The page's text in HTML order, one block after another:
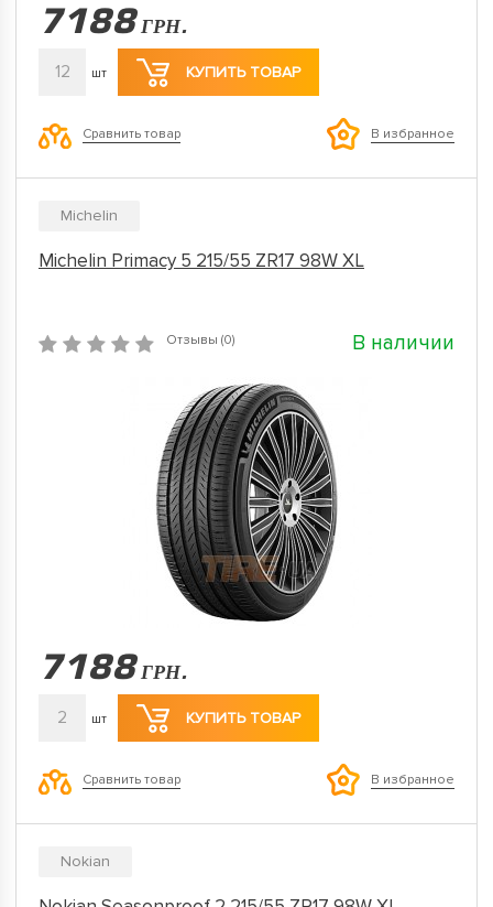
7188 ГРН.
12 шт КУПИТЬ ТОВАР
Сравнить товар В избранное
Michelin
Michelin Primacy 5 215/55 ZR17 98W XL
Отзывы (0) В наличии
7188 ГРН.
2 шт КУПИТЬ ТОВАР
Сравнить товар В избранное
Nokian